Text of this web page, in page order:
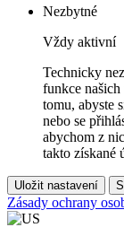
Nezbytné
Vždy aktivní
Technicky
funkce
tomu, abyste
nebo se
abychom z
takto získané
Uložit nastavení
Zásady ochrany